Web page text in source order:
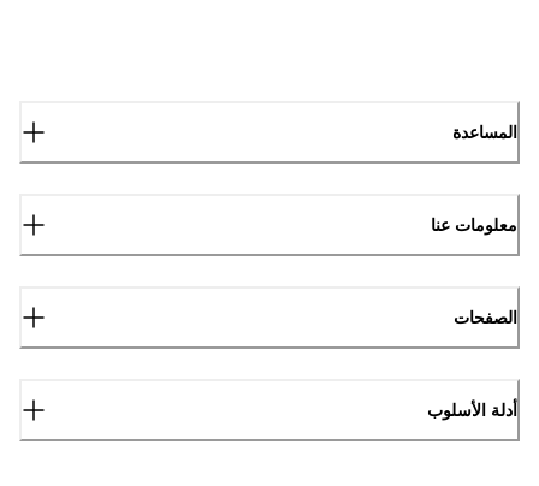
المساعدة
معلومات عنا
الصفحات
أدلة الأسلوب